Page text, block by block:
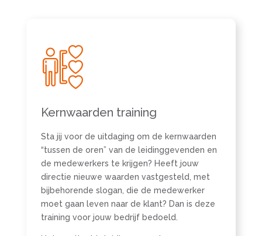
Kernwaarden training
Sta jij voor de uitdaging om de kernwaarden
“tussen de oren” van de leidinggevenden en
de medewerkers te krijgen? Heeft jouw
directie nieuwe waarden vastgesteld, met
bijbehorende slogan, die de medewerker
moet gaan leven naar de klant? Dan is deze
training voor jouw bedrijf bedoeld.